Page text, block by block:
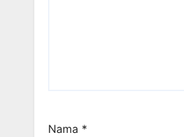
Nama *